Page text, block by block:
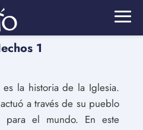
1
la historia de la Iglesia.
a través de su pueblo
el mundo. En este